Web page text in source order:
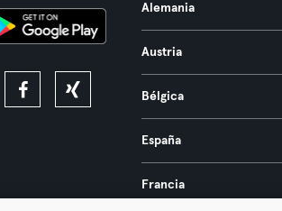
Alemania
Austria
Bélgica
España
Francia